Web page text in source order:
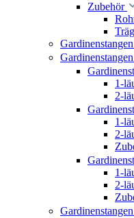
Zubehör
1-
2-
1-
2-
1-
2-